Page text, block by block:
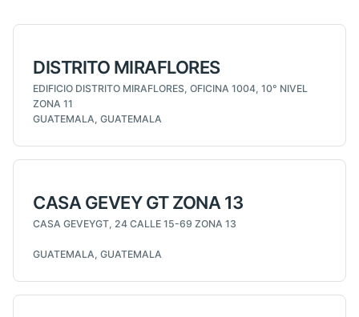
DISTRITO MIRAFLORES
EDIFICIO DISTRITO MIRAFLORES, OFICINA 1004, 10° NIVEL
ZONA 11
GUATEMALA, GUATEMALA
CASA GEVEY GT ZONA 13
CASA GEVEYGT, 24 CALLE 15-69 ZONA 13
GUATEMALA, GUATEMALA